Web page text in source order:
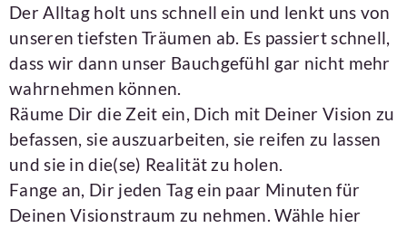
Der Alltag holt uns schnell ein und lenkt uns von
unseren tiefsten Träumen ab. Es passiert schnell,
dass wir dann unser Bauchgefühl gar nicht mehr
wahrnehmen können.
Räume Dir die Zeit ein, Dich mit Deiner Vision zu
befassen, sie auszuarbeiten, sie reifen zu lassen
und sie in die(se) Realität zu holen.
Fange an, Dir jeden Tag ein paar Minuten für
Deinen Visionstraum zu nehmen. Wähle hier